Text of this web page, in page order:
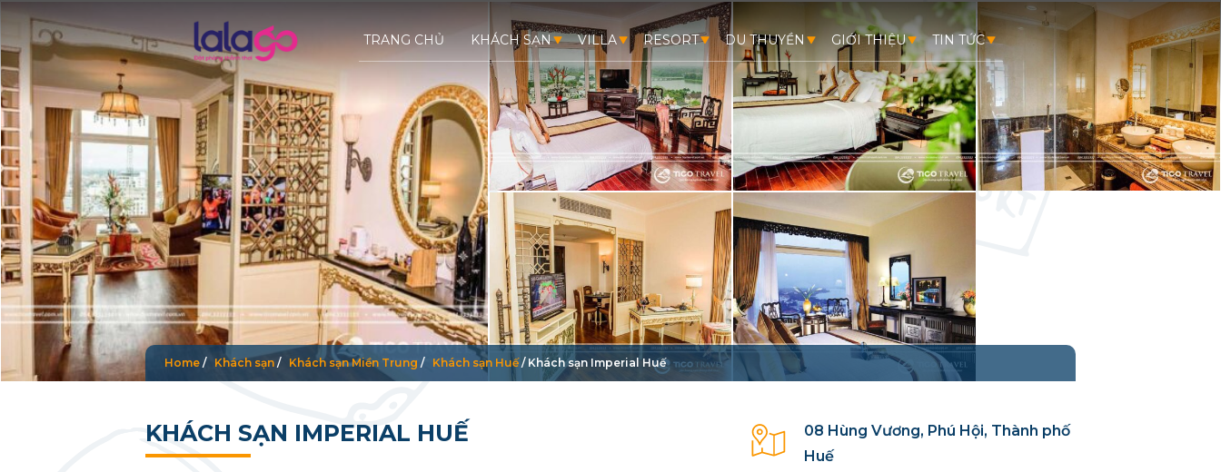
TRANG CHỦ KHÁCH SẠN VILLA RESORT DU THUYỀN GIỚI THIỆU TIN TỨC
Home / Khách sạn / Khách sạn Miền Trung / Khách sạn Huế/ Khách sạn Imperial Huế
KHÁCH SẠN IMPERIAL HUẾ
08 Hùng Vương, Phú Hội, Thành phố
Huế